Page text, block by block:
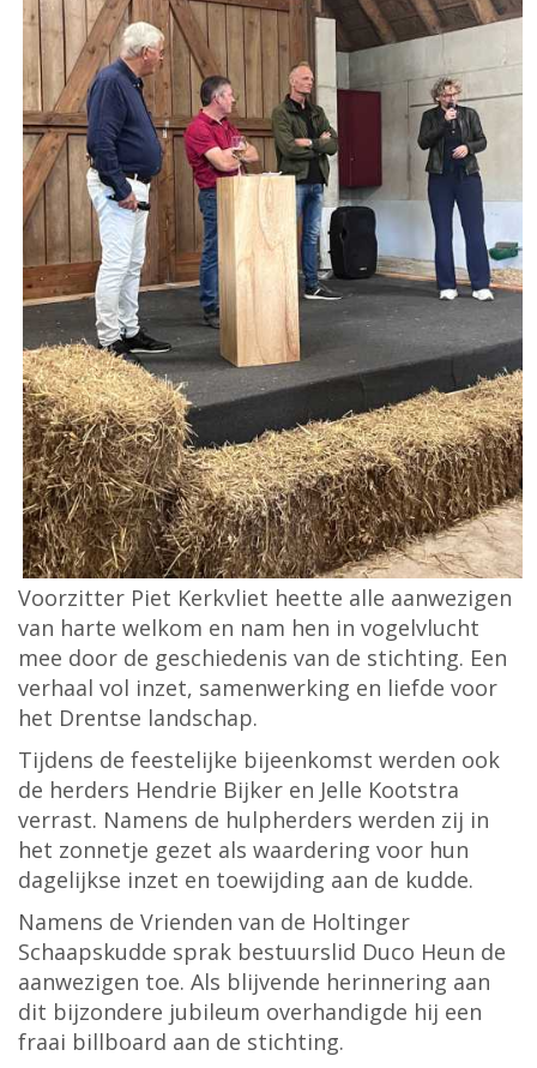
Voorzitter Piet Kerkvliet heette alle aanwezigen
van harte welkom en nam hen in vogelvlucht
mee door de geschiedenis van de stichting. Een
verhaal vol inzet, samenwerking en liefde voor
het Drentse landschap.
Tijdens de feestelijke bijeenkomst werden ook
de herders Hendrie Bijker en Jelle Kootstra
verrast. Namens de hulpherders werden zij in
het zonnetje gezet als waardering voor hun
dagelijkse inzet en toewijding aan de kudde.
Namens de Vrienden van de Holtinger
Schaapskudde sprak bestuurslid Duco Heun de
aanwezigen toe. Als blijvende herinnering aan
dit bijzondere jubileum overhandigde hij een
fraai billboard aan de stichting.